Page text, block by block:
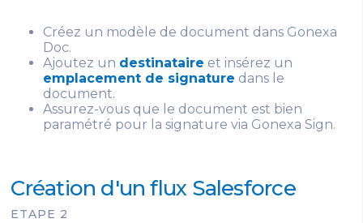
Créez un modèle de document dans Gonexa
Doc.
Ajoutez un destinataire et insérez un
emplacement de signature dans le
document.
Assurez-vous que le document est bien
paramétré pour la signature via Gonexa Sign.
Création d'un flux Salesforce
ETAPE 2